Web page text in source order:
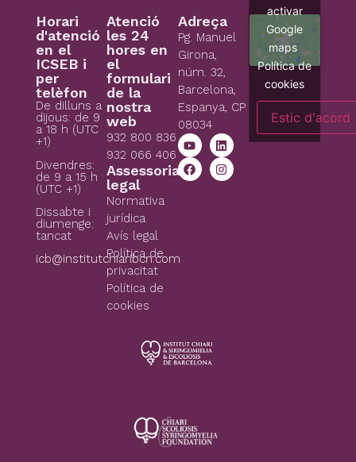
Horari
d'atenció
en el
ICSEB i
per
telèfon
De dilluns a
dijous: de 9
a 18 h (UTC
+1)
Divendres:
de 9 a 15 h
(UTC +1)
Dissabte i
diumenge:
tancat
icb@institutchiaribcn.com
Atenció
les 24
hores en
el
formulari
de la
nostra
web
932 800 836
932 066 406
Assessoria
legal
Normativa
jurídica
Avís legal
Política de
privacitat
Política de
cookies
Adreça
Pg. Manuel
Girona,
núm. 32,
Barcelona,
Espanya, CP
08034
activar
Google
maps
Política de
cookies
Estic d'acord